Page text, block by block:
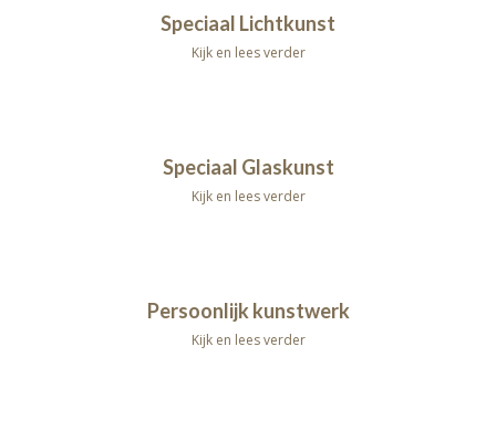
Speciaal Lichtkunst
Kijk en lees verder
Speciaal Glaskunst
Kijk en lees verder
Persoonlijk kunstwerk
Kijk en lees verder